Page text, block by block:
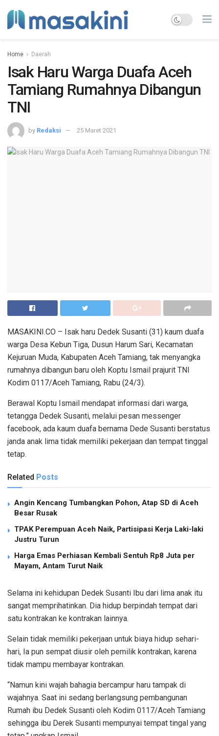
Home Daerah
Isak Haru Warga Duafa Aceh
Tamiang Rumahnya Dibangun
TNI
by Redaksi 25 Maret 2021
MASAKINI.CO – Isak haru Dedek Susanti (31) kaum duafa
warga Desa Kebun Tiga, Dusun Harum Sari, Kecamatan
Kejuruan Muda, Kabupaten Aceh Tamiang, tak menyangka
rumahnya dibangun baru oleh Koptu Ismail prajurit TNI
Kodim 0117/Aceh Tamiang, Rabu (24/3).
Berawal Koptu Ismail mendapat informasi dari warga,
tetangga Dedek Susanti, melalui pesan messenger
facebook, ada kaum duafa bernama Dede Susanti berstatus
janda anak lima tidak memiliki pekerjaan dan tempat tinggal
tetap.
Related Posts
Angin Kencang Tumbangkan Pohon, Atap SD di Aceh
Besar Rusak
TPAK Perempuan Aceh Naik, Partisipasi Kerja Laki-laki
Justru Turun
Harga Emas Perhiasan Kembali Sentuh Rp8 Juta per
Mayam, Antam Turut Naik
Selama ini kehidupan Dedek Susanti Ibu dari lima anak itu
sangat memprihatinkan. Dia hidup berpindah tempat dari
satu kontrakan ke kontrakan lainnya.
Selain tidak memiliki pekerjaan untuk biaya hidup sehari-
hari, Ia pun sempat diusir oleh pemilik kontrakan, karena
tidak mampu membayar kontrakan.
“Namun kini wajah bahagia bercampur haru tampak di
wajahnya. Saat ini sedang berlangsung pembangunan
Rumah ibu Dedek Susanti oleh Kodim 0117/Aceh Tamiang
sehingga ibu Derek Susanti mempunyai tempat tingal yang